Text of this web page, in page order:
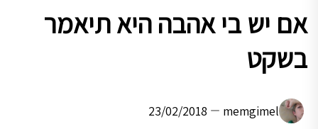
אם יש בי אהבה היא תיאמר
בשקט
memgimel
23/02/2018